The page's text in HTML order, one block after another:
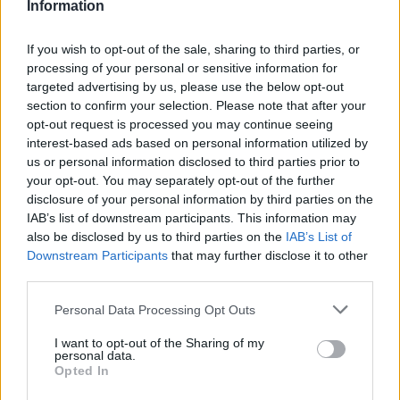
Information
If you wish to opt-out of the sale, sharing to third parties, or
processing of your personal or sensitive information for
targeted advertising by us, please use the below opt-out
section to confirm your selection. Please note that after your
opt-out request is processed you may continue seeing
interest-based ads based on personal information utilized by
us or personal information disclosed to third parties prior to
your opt-out. You may separately opt-out of the further
disclosure of your personal information by third parties on the
IAB’s list of downstream participants. This information may
also be disclosed by us to third parties on the IAB’s List of
Downstream Participants that may further disclose it to other
Please note that this website/app uses one or more Google
not limited to your visit or usage behaviour. You may click to
grant or deny consent to Google and its third-party tags to
use your data for below specified purposes in below Google
Personal Data Processing Opt Outs
I want to opt-out of the Sharing of my
personal data.
Opted In
μέλλον
όλες οι καινοτομίες που έρχονται, οι τεχνικές και οι
hi tech λύσεις